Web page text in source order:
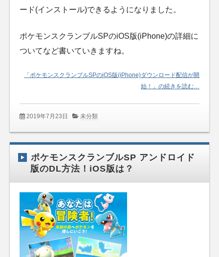
ード(インストール)できるようになりました。
ポケモンスクランブルSPのiOS版(iPhone)の詳細に
ついてなど書いていきますね。
「ポケモンスクランブルSPのiOS版(iPhone)ダウンロード配信が開
始！」の続きを読む…
2019年7月23日 未分類
ポケモンスクランブルSP アンドロイド
版のDL方法！iOS版は？